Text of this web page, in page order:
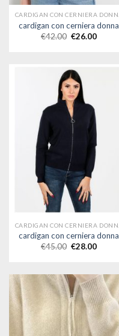
cardigan con cerniera donna
€42.00 €26.00
cardigan con cerniera donna
€45.00 €28.00